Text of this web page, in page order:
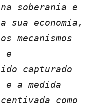
soberania e
sua economia,
mecanismos
e
capturado
a medida
como